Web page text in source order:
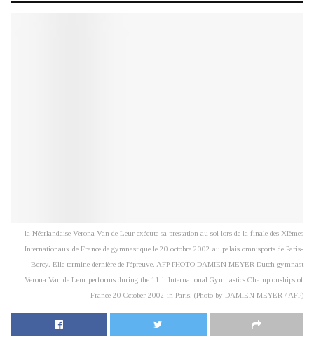
la Néerlandaise Verona Van de Leur exécute sa prestation au sol lors de la finale des XIèmes
Internationaux de France de gymnastique le 20 octobre 2002 au palais omnisports de Paris-
Bercy. Elle termine dernière de l'épreuve. AFP PHOTO DAMIEN MEYER Dutch gymnast
Verona Van de Leur performs during the 11th International Gymnastics Championships of
France 20 October 2002 in Paris. (Photo by DAMIEN MEYER / AFP)